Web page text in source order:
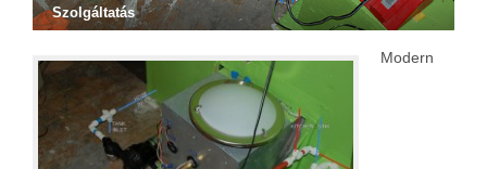
Szolgáltatás
Modern